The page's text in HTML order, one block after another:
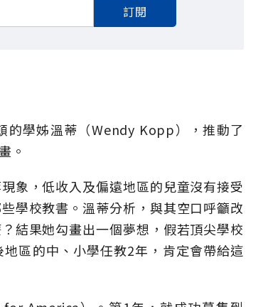
訂閱
的學姊溫蒂（Wendy Kopp），推動了
。
象，低收入及偏遠地區的兒童沒有接受
學校教書。溫蒂分析，與其空口呼籲改
結果她勾畫出一個夢想，假若頂尖學校
區的中、小學任教2年，肯定會帶給這